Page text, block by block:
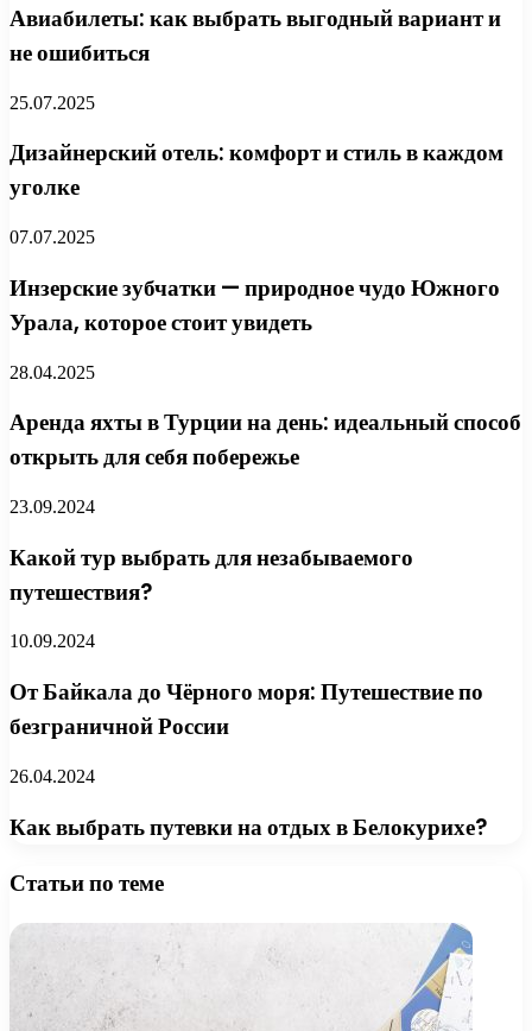
Авиабилеты: как выбрать выгодный вариант и
не ошибиться
25.07.2025
Дизайнерский отель: комфорт и стиль в каждом
уголке
07.07.2025
Инзерские зубчатки — природное чудо Южного
Урала, которое стоит увидеть
28.04.2025
Аренда яхты в Турции на день: идеальный способ
открыть для себя побережье
23.09.2024
Какой тур выбрать для незабываемого
путешествия?
10.09.2024
От Байкала до Чёрного моря: Путешествие по
безграничной России
26.04.2024
Как выбрать путевки на отдых в Белокурихе?
Статьи по теме